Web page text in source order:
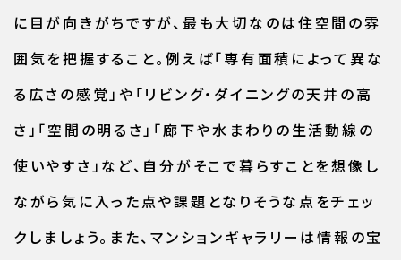
に目が向きがちですが、最も大切なのは住空間の雰
囲気を把握すること。例えば「専有面積によって異な
る広さの感覚」や「リビング・ダイニングの天井の高
さ」「空間の明るさ」「廊下や水まわりの生活動線の
使いやすさ」など、自分がそこで暮らすことを想像し
ながら気に入った点や課題となりそうな点をチェッ
クしましょう。また、マンションギャラリーは情報の宝